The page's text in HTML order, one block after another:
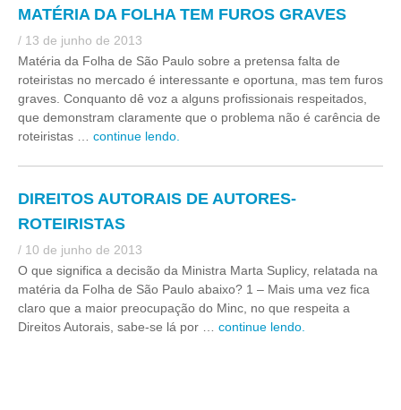
MATÉRIA DA FOLHA TEM FUROS GRAVES
/ 13 de junho de 2013
Matéria da Folha de São Paulo sobre a pretensa falta de
roteiristas no mercado é interessante e oportuna, mas tem furos
graves. Conquanto dê voz a alguns profissionais respeitados,
que demonstram claramente que o problema não é carência de
roteiristas … continue lendo.
DIREITOS AUTORAIS DE AUTORES-
ROTEIRISTAS
/ 10 de junho de 2013
O que significa a decisão da Ministra Marta Suplicy, relatada na
matéria da Folha de São Paulo abaixo? 1 – Mais uma vez fica
claro que a maior preocupação do Minc, no que respeita a
Direitos Autorais, sabe-se lá por … continue lendo.